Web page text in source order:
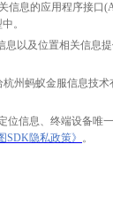
信息的应用程序接口
。
以及位置相关信息
州蚂蚁金服信息技
信息、终端设备唯
SDK隐私政策》 。